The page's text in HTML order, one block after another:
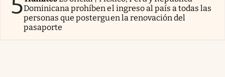
Dominicana prohíben el ingreso al país a todas las
personas que posterguen la renovación del
pasaporte